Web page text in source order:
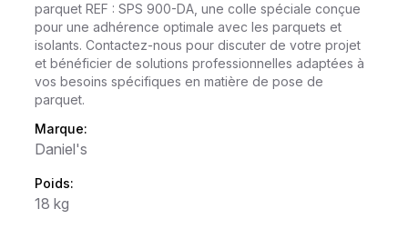
parquet REF : SPS 900-DA, une colle spéciale conçue
pour une adhérence optimale avec les parquets et
isolants. Contactez-nous pour discuter de votre projet
et bénéficier de solutions professionnelles adaptées à
vos besoins spécifiques en matière de pose de
parquet.
Marque:
Daniel's
Poids:
18 kg